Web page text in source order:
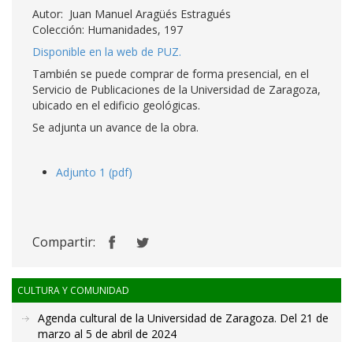
Autor: Juan Manuel Aragüés Estragués
Colección: Humanidades, 197
Disponible en la web de PUZ.
También se puede comprar de forma presencial, en el
Servicio de Publicaciones de la Universidad de Zaragoza,
ubicado en el edificio geológicas.
Se adjunta un avance de la obra.
Adjunto 1 (pdf)
Compartir:
CULTURA Y COMUNIDAD
Agenda cultural de la Universidad de Zaragoza. Del 21 de
marzo al 5 de abril de 2024